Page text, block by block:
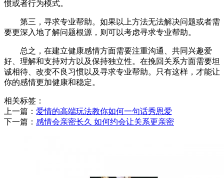
惯或者行为模式。
第三，寻求专业帮助。如果以上方法无法解决问题或者需
要更深入地了解问题根源，则可以考虑寻求专业帮助。
总之，在建立健康感情方面需要注重沟通、共同兴趣爱
好、理解和支持对方以及保持独立性。在挽回关系方面需要坦
诚相待、改变不良习惯以及寻求专业帮助。只有这样，才能让
你的感情更加健康和稳定。
相关标签：
上一篇： ​爱情的高端玩法教你如何一句话秀恩爱
下一篇： ​感情会亲密长久 如何约会让关系更亲密